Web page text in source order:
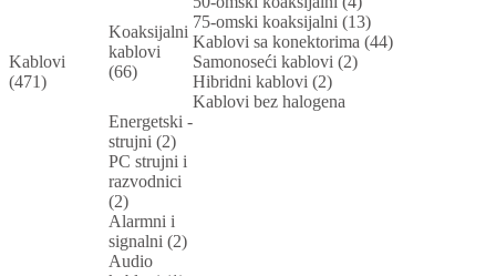
Kablovi
(471)
Koaksijalni
kablovi
(66)
75-omski koaksijalni (13)
Kablovi sa konektorima (44)
Samonoseći kablovi (2)
Hibridni kablovi (2)
Kablovi bez halogena
Energetski -
strujni (2)
PC strujni i
razvodnici
(2)
Alarmni i
signalni (2)
Audio